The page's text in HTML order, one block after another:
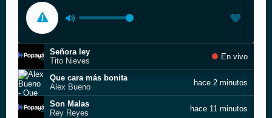
Señora ley
Tito Nieves
En vivo
Que cara más bonita
Alex Bueno
hace 2 minutos
Son Malas
Rey Reyes
hace 11 minutos